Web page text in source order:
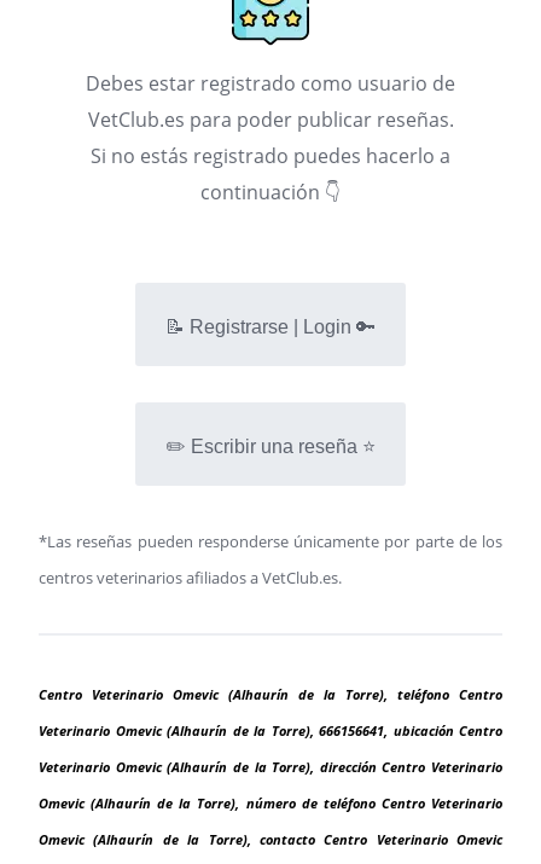
Debes estar registrado como usuario de
VetClub.es para poder publicar reseñas.
Si no estás registrado puedes hacerlo a
continuación 👇
📝 Registrarse | Login 🔑
✏️ Escribir una reseña ⭐
*Las reseñas pueden responderse únicamente por parte de los
centros veterinarios afiliados a VetClub.es.
Centro Veterinario Omevic (Alhaurín de la Torre), teléfono Centro
Veterinario Omevic (Alhaurín de la Torre), 666156641, ubicación Centro
Veterinario Omevic (Alhaurín de la Torre), dirección Centro Veterinario
Omevic (Alhaurín de la Torre), número de teléfono Centro Veterinario
Omevic (Alhaurín de la Torre), contacto Centro Veterinario Omevic